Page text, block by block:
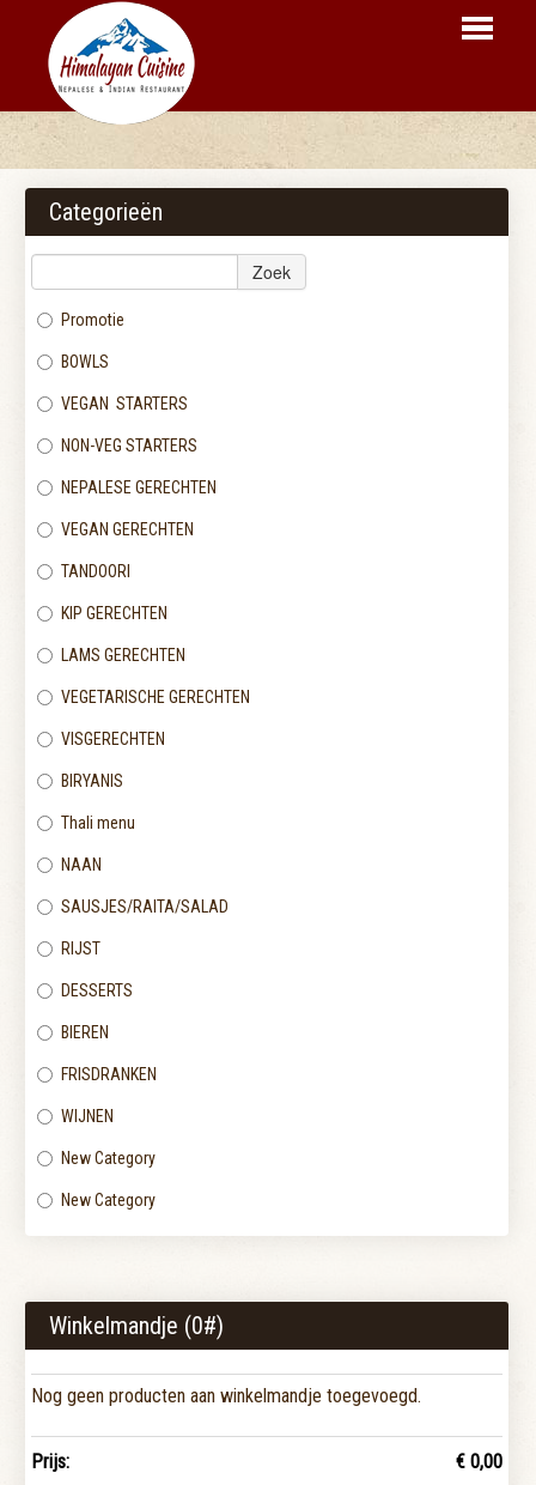
BESTELLEN
MENU
RESERVEER
CONTACT
Categorieën
Zoek
Promotie
BOWLS
VEGAN STARTERS
NON-VEG STARTERS
NEPALESE GERECHTEN
VEGAN GERECHTEN
TANDOORI
KIP GERECHTEN
LAMS GERECHTEN
VEGETARISCHE GERECHTEN
VISGERECHTEN
BIRYANIS
Thali menu
NAAN
SAUSJES/RAITA/SALAD
RIJST
DESSERTS
BIEREN
FRISDRANKEN
WIJNEN
New Category
New Category
Winkelmandje (0#)
Nog geen producten aan winkelmandje toegevoegd.
Prijs: € 0,00